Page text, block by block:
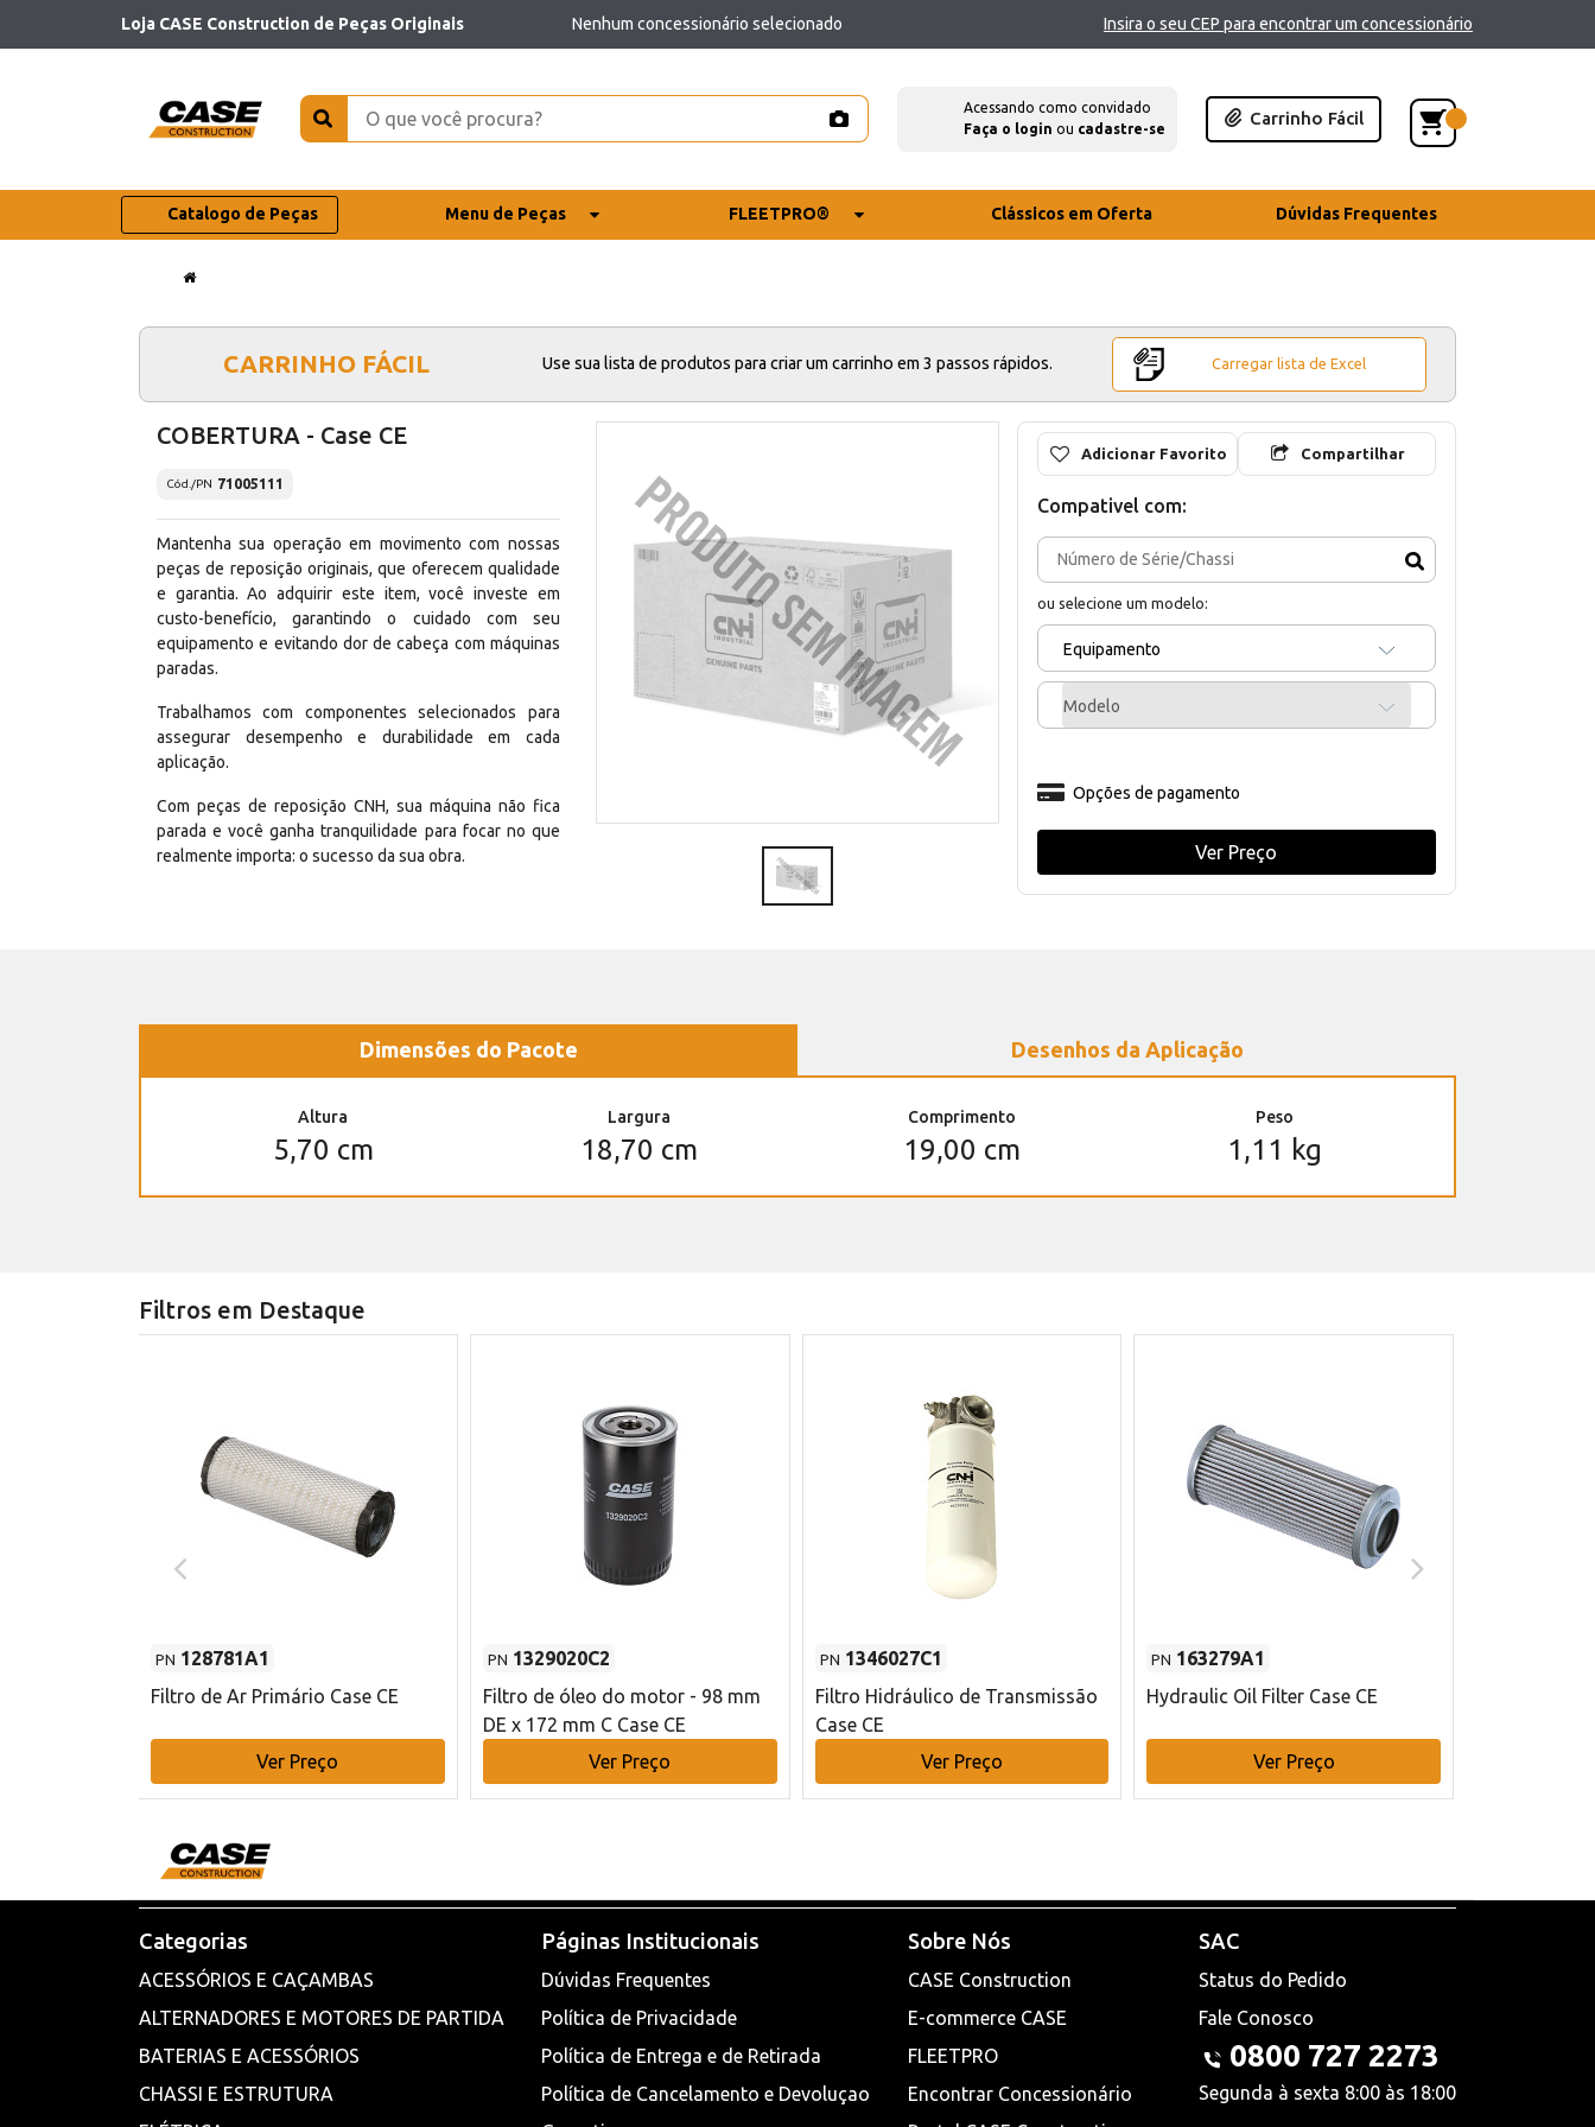
Loja CASE Construction de Peças Originais Nenhum concessionário selecionado Insira o seu CEP para encontrar um concessionário
Acessando como convidado
Faça o login ou cadastre-se
Carrinho Fácil
Catalogo de Peças Menu de Peças FLEETPRO® Clássicos em Oferta Dúvidas Frequentes
CARRINHO FÁCIL Use sua lista de produtos para criar um carrinho em 3 passos rápidos. Carregar lista de Excel
COBERTURA - Case CE
Cód./PN 71005111
Mantenha sua operação em movimento com nossas
peças de reposição originais, que oferecem qualidade
e garantia. Ao adquirir este item, você investe em
custo-benefício, garantindo o cuidado com seu
equipamento e evitando dor de cabeça com máquinas
paradas.
Trabalhamos com componentes selecionados para
assegurar desempenho e durabilidade em cada
aplicação.
Com peças de reposição CNH, sua máquina não fica
parada e você ganha tranquilidade para focar no que
realmente importa: o sucesso da sua obra.
Adicionar Favorito Compartilhar
Compativel com:
ou selecione um modelo:
Equipamento
Modelo
Opções de pagamento
Ver Preço
Dimensões do Pacote Desenhos da Aplicação
Altura
5,70 cm
Largura
18,70 cm
Comprimento
19,00 cm
Peso
1,11 kg
Filtros em Destaque
PN 128781A1
Filtro de Ar Primário Case CE
Ver Preço
PN 1329020C2
Filtro de óleo do motor - 98 mm
DE x 172 mm C Case CE
Ver Preço
PN 1346027C1
Filtro Hidráulico de Transmissão
Case CE
Ver Preço
PN 163279A1
Hydraulic Oil Filter Case CE
Ver Preço
Categorias
ACESSÓRIOS E CAÇAMBAS
ALTERNADORES E MOTORES DE PARTIDA
BATERIAS E ACESSÓRIOS
CHASSI E ESTRUTURA
Páginas Institucionais
Dúvidas Frequentes
Política de Privacidade
Política de Entrega e de Retirada
Política de Cancelamento e Devoluçao
Sobre Nós
CASE Construction
E-commerce CASE
FLEETPRO
Encontrar Concessionário
SAC
Status do Pedido
Fale Conosco
0800 727 2273
Segunda à sexta 8:00 às 18:00